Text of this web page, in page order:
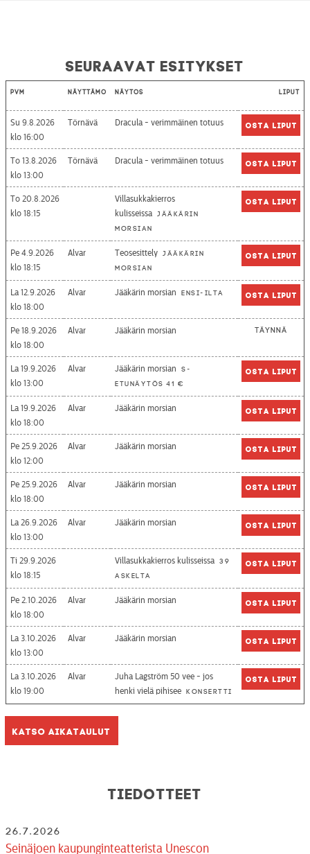
Seuraavat esitykset
Pvm Näyttämö Näytös Liput
Su 9.8.2026
16:00
Törnävä Dracula - verimmäinen totuus Osta liput
To 13.8.2026
13:00
Törnävä Dracula - verimmäinen totuus Osta liput
To 20.8.2026
18:15
Villasukkakierros
kulisseissa Jääkärin
morsian
Osta liput
Pe 4.9.2026
18:15
Alvar Teosesittely Jääkärin
morsian
Osta liput
La 12.9.2026
18:00
Alvar Jääkärin morsian Ensi-ilta Osta liput
Pe 18.9.2026
18:00
Alvar Jääkärin morsian Täynnä
La 19.9.2026
13:00
Alvar Jääkärin morsian
S-
etunäytös 41 €
Osta liput
La 19.9.2026
18:00
Alvar Jääkärin morsian Osta liput
Pe 25.9.2026
12:00
Alvar Jääkärin morsian Osta liput
Pe 25.9.2026
18:00
Alvar Jääkärin morsian Osta liput
La 26.9.2026
13:00
Alvar Jääkärin morsian Osta liput
Ti 29.9.2026
18:15
Villasukkakierros kulisseissa 39
askelta
Osta liput
Pe 2.10.2026
18:00
Alvar Jääkärin morsian Osta liput
La 3.10.2026
13:00
Alvar Jääkärin morsian Osta liput
La 3.10.2026
19:00
Alvar
Juha Lagström 50 vee - jos
henki vielä pihisee Konsertti
Osta liput
Katso aikataulut
Tiedotteet
26.7.2026
Seinäjoen kaupunginteatterista Unescon